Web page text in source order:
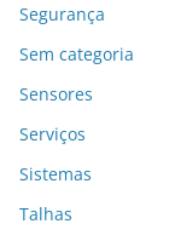
Segurança
Sem categoria
Sensores
Serviços
Sistemas
Talhas